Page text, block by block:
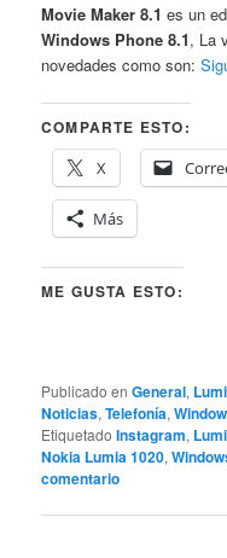
Movie Maker 8.1 es un
Windows Phone 8.1, La
novedades como son:
COMPARTE ESTO:
X
Más
ME GUSTA ESTO:
Publicado en General,
Noticias,Telefonía,
Etiquetado Instagram,
Nokia Lumia 1020,
comentario